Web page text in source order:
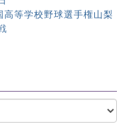
等学校野球選手権山梨